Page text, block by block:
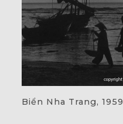
Biển Nha Trang, 1959